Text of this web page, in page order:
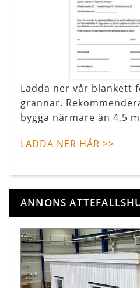
Ladda ner vår blankett
grannar.
bygga närmare än 4,5
LADDA NER HÄR >>
ANNONS